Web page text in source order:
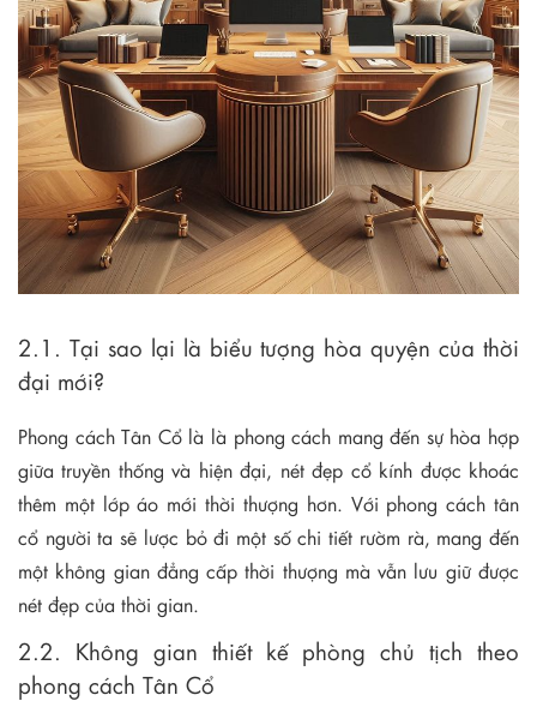
2.1. Tại sao lại là biểu tượng hòa quyện của thời
đại mới?
Phong cách Tân Cổ là là phong cách mang đến sự hòa hợp
giữa truyền thống và hiện đại, nét đẹp cổ kính được khoác
thêm một lớp áo mới thời thượng hơn. Với phong cách tân
cổ người ta sẽ lược bỏ đi một số chi tiết rườm rà, mang đến
một không gian đẳng cấp thời thượng mà vẫn lưu giữ được
nét đẹp của thời gian.
2.2. Không gian thiết kế phòng chủ tịch theo
phong cách Tân Cổ